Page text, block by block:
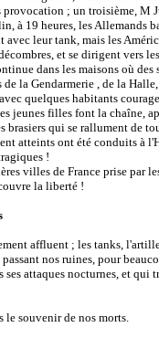
provocation ; un troisième, M
à 19 heures, les Allemands
avec leur tank, mais les
et se dirigent vers
dans les maisons où
de la Gendarmerie , de la
quelques habitants
jeunes filles font la chaîne,
brasiers qui se rallument de
atteints ont été conduits à
!
villes de France prise par
la liberté !
affluent ; les tanks,
nos ruines, pour
ses attaques nocturnes, et
le souvenir de nos morts.